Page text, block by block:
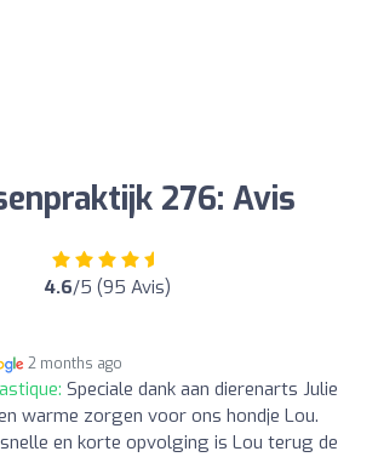
276: Avis
4.6/5 (95 Avis)
2 months ago
Speciale dank aan dierenarts Julie
warme zorgen voor ons hondje Lou.
en korte opvolging is Lou terug de